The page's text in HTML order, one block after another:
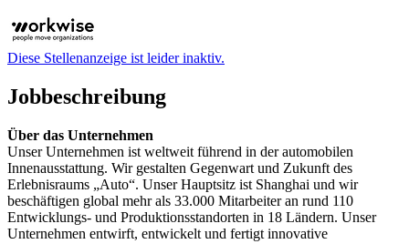
Diese Stellenanzeige ist leider inaktiv.
Jobbeschreibung
Über das Unternehmen
Unser Unternehmen ist weltweit führend in der automobilen
Innenausstattung. Wir gestalten Gegenwart und Zukunft des
Erlebnisraums „Auto“. Unser Hauptsitz ist Shanghai und wir
beschäftigen global mehr als 33.000 Mitarbeiter an rund 110
Entwicklungs- und Produktionsstandorten in 18 Ländern. Unser
Unternehmen entwirft, entwickelt und fertigt innovative